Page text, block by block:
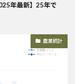
年最新】25年で
農業統計